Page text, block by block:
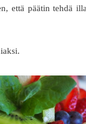
että päätin tehdä